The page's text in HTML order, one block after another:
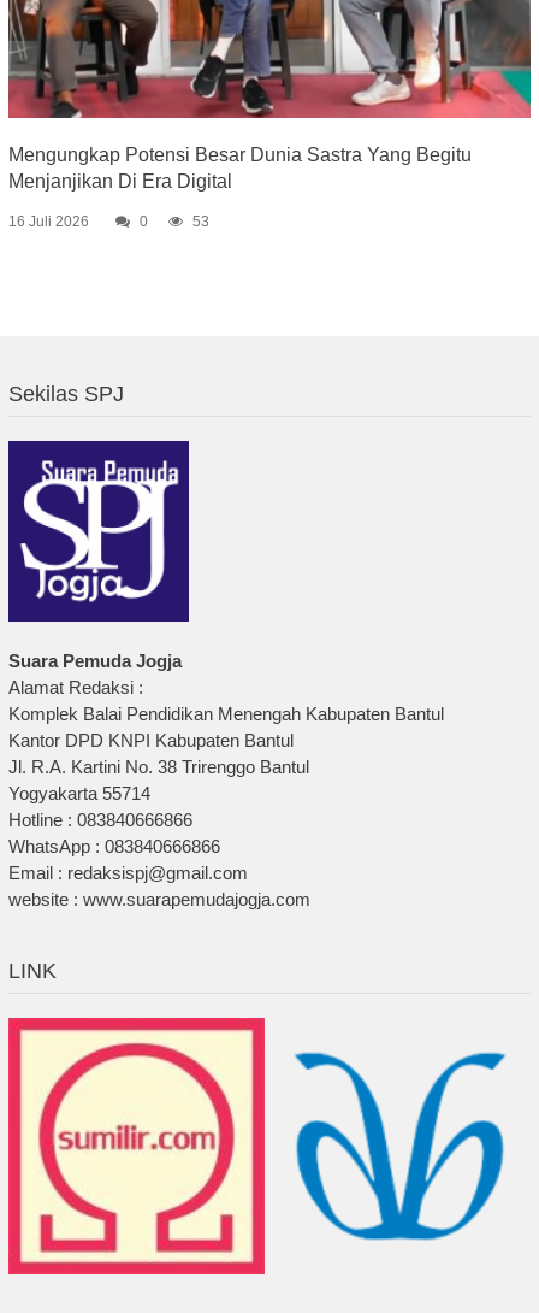
Mengungkap Potensi Besar Dunia Sastra Yang Begitu
Menjanjikan Di Era Digital
16 Juli 2026 0 53
Sekilas SPJ
Suara Pemuda Jogja
Alamat Redaksi :
Komplek Balai Pendidikan Menengah Kabupaten Bantul
Kantor DPD KNPI Kabupaten Bantul
Jl. R.A. Kartini No. 38 Trirenggo Bantul
Yogyakarta 55714
Hotline : 083840666866
WhatsApp : 083840666866
Email : redaksispj@gmail.com
website : www.suarapemudajogja.com
LINK